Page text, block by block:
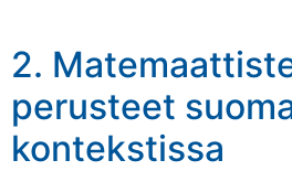
2.
perusteet
kontekstissa